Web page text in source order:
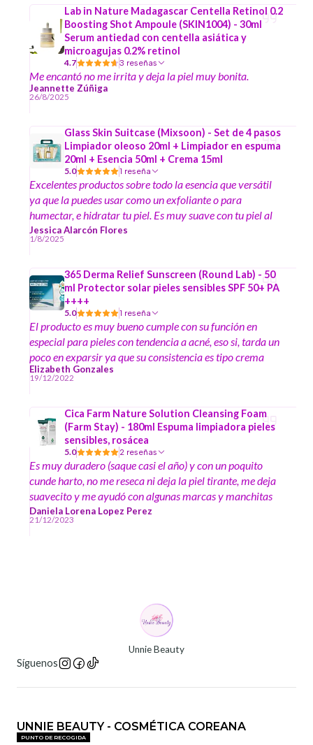
Lab in Nature Madagascar Centella Retinol 0.2
Boosting Shot Ampoule (SKIN1004) - 30ml
Serum antiedad con centella asiática y
microagujas 0.2% retinol
4.7 3 reseñas
Me encantó no me irrita y deja la piel muy bonita.
Jeannette Zúñiga
26/8/2025
Glass Skin Suitcase (Mixsoon) - Set de 4 pasos
Limpiador oleoso 20ml + Limpiador en espuma
20ml + Esencia 50ml + Crema 15ml
5.0 1 reseña
Excelentes productos sobre todo la esencia que versátil
ya que la puedes usar como un exfoliante o para
humectar, e hidratar tu piel. Es muy suave con tu piel al
momento de hacer la limpieza profunda, no es necesario
restregar fuerte para que saque esos barritas e impurezas
y dejarte la piel suave y con un glowo.
Jessica Alarcón Flores
1/8/2025
365 Derma Relief Sunscreen (Round Lab) - 50
ml Protector solar pieles sensibles SPF 50+ PA
++++
5.0 1 reseña
El producto es muy bueno cumple con su función en
especial para pieles con tendencia a acné, eso si, tarda un
poco en exparsir ya que su consistencia es tipo crema
Elizabeth Gonzales
19/12/2022
Cica Farm Nature Solution Cleansing Foam
(Farm Stay) - 180ml Espuma limpiadora pieles
sensibles, rosácea
5.0 2 reseñas
Es muy duradero (saque casi el año) y con un poquito
cunde harto, no me reseca ni deja la piel tirante, me deja
suavecito y me ayudó con algunas marcas y manchitas
de acné y también cuando tengo algún brote (tengo piel
mixta sensible y tendencia al acné) y buen precio por todo
Daniela Lorena Lopez Perez
21/12/2023
Unnie Beauty
Síguenos
UNNIE BEAUTY - COSMÉTICA COREANA
PUNTO DE RECOGIDA